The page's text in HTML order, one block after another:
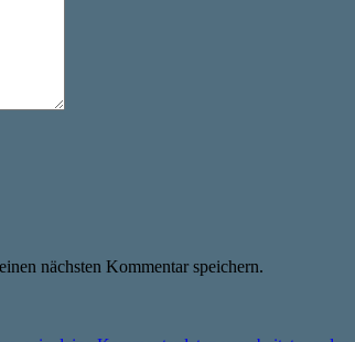
nächsten Kommentar speichern.